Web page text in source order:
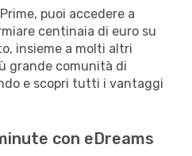
puoi accedere a
centinaia di euro su
insieme a molti altri
grande comunità di
e scopri tutti i vantaggi
con eDreams